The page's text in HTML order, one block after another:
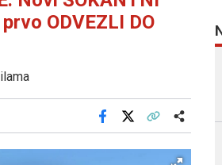
ODVEZLI DO
Facebook